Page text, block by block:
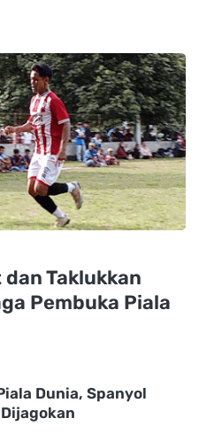
Taklukkan
Pembuka Piala
Dunia, Spanyol